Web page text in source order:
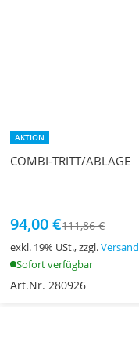
AKTION
COMBI-TRITT/ABLAGE
94,00 €111,86 €
exkl. 19% USt., zzgl.Versand
Sofort verfügbar
Art.Nr. 280926